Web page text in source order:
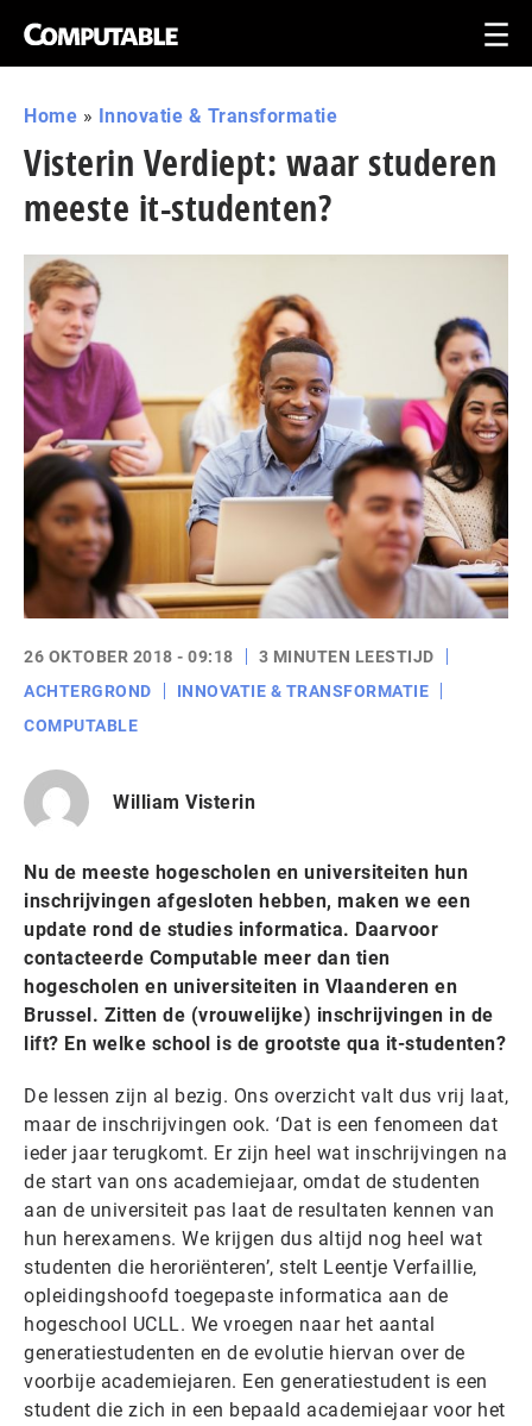
Home » Innovatie & Transformatie
Visterin Verdiept: waar studeren
meeste it-studenten?
26 OKTOBER 2018 - 09:18
3 MINUTEN LEESTIJD
ACHTERGROND
INNOVATIE & TRANSFORMATIE
COMPUTABLE
William Visterin
Nu de meeste hogescholen en universiteiten hun
inschrijvingen afgesloten hebben, maken we een
update rond de studies informatica. Daarvoor
contacteerde Computable meer dan tien
hogescholen en universiteiten in Vlaanderen en
Brussel. Zitten de (vrouwelijke) inschrijvingen in de
lift? En welke school is de grootste qua it-studenten?
De lessen zijn al bezig. Ons overzicht valt dus vrij laat,
maar de inschrijvingen ook. ‘Dat is een fenomeen dat
ieder jaar terugkomt. Er zijn heel wat inschrijvingen na
de start van ons academiejaar, omdat de studenten
aan de universiteit pas laat de resultaten kennen van
hun herexamens. We krijgen dus altijd nog heel wat
studenten die heroriënteren’, stelt Leentje Verfaillie,
opleidingshoofd toegepaste informatica aan de
hogeschool UCLL. We vroegen naar het aantal
generatiestudenten en de evolutie hiervan over de
voorbije academiejaren. Een generatiestudent is een
student die zich in een bepaald academiejaar voor het